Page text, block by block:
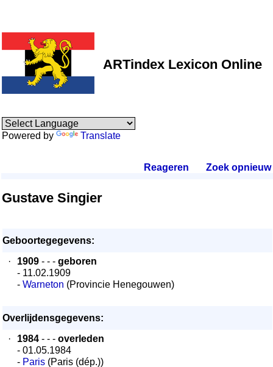
ARTindex Lexicon Online
Powered by Translate
Reageren Zoek opnieuw.
Gustave Singier
Geboortegegevens:
·
1909 - - - geboren
- 11.02.1909
- Warneton (Provincie Henegouwen)
Overlijdensgegevens:
·
1984 - - - overleden
- 01.05.1984
- Paris (Paris (dép.))